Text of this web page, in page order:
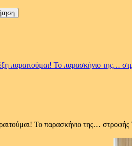
παραιτούμαι! Το παρασκήνιο της…
Το παρασκήνιο της…